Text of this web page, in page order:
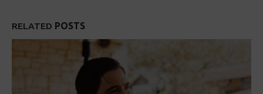
RELATED POSTS